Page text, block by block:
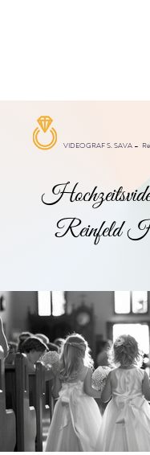
VIDEOGRAF S. SAVA –
Reinfeld